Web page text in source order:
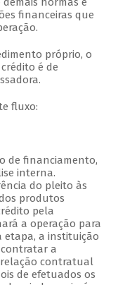
financeiras que
próprio, o
é de
fluxo:
de financiamento,
interna.
do pleito às
produtos
pela
a operação para
etapa, a instituição
a
relação contratual
de efetuados os